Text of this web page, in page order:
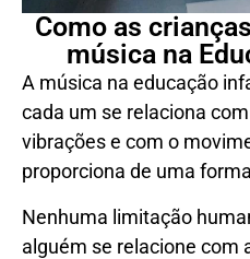
Como as
música na
A música na educação
cada um se relaciona
vibrações e com o
proporciona de uma
Nenhuma limitação
alguém se relacione com